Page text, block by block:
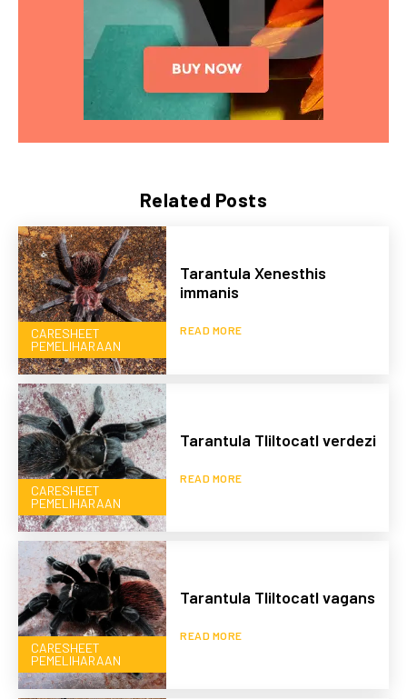
Related Posts
CARESHEET
PEMELIHARAAN
Tarantula Xenesthis
immanis
READ MORE
CARESHEET
PEMELIHARAAN
Tarantula Tliltocatl verdezi
READ MORE
CARESHEET
PEMELIHARAAN
Tarantula Tliltocatl vagans
READ MORE